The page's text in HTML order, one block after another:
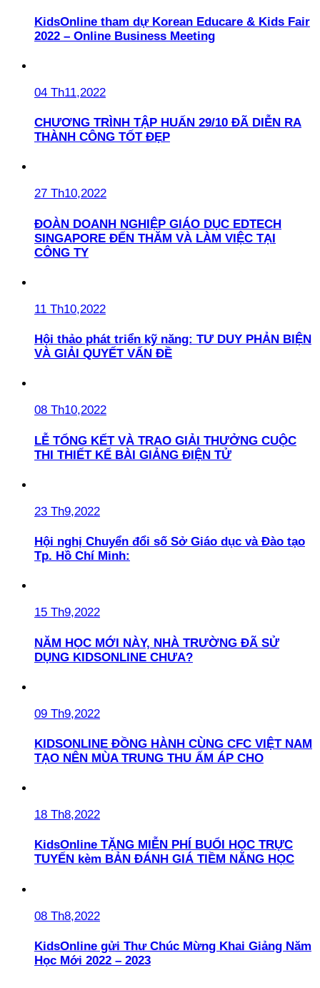
KidsOnline tham dự Korean Educare & Kids Fair
2022 – Online Business Meeting
04 Th11,2022
CHƯƠNG TRÌNH TẬP HUẤN 29/10 ĐÃ DIỄN RA
THÀNH CÔNG TỐT ĐẸP
27 Th10,2022
ĐOÀN DOANH NGHIỆP GIÁO DỤC EDTECH
SINGAPORE ĐẾN THĂM VÀ LÀM VIỆC TẠI
CÔNG TY
11 Th10,2022
Hội thảo phát triển kỹ năng: TƯ DUY PHẢN BIỆN
VÀ GIẢI QUYẾT VẤN ĐỀ
08 Th10,2022
LỄ TỔNG KẾT VÀ TRAO GIẢI THƯỞNG CUỘC
THI THIẾT KẾ BÀI GIẢNG ĐIỆN TỬ
23 Th9,2022
Hội nghị Chuyển đổi số Sở Giáo dục và Đào tạo
Tp. Hồ Chí Minh:
15 Th9,2022
NĂM HỌC MỚI NÀY, NHÀ TRƯỜNG ĐÃ SỬ
DỤNG KIDSONLINE CHƯA?
09 Th9,2022
KIDSONLINE ĐỒNG HÀNH CÙNG CFC VIỆT NAM
TẠO NÊN MÙA TRUNG THU ẤM ÁP CHO
18 Th8,2022
KidsOnline TẶNG MIỄN PHÍ BUỔI HỌC TRỰC
TUYẾN kèm BẢN ĐÁNH GIÁ TIỀM NĂNG HỌC
08 Th8,2022
KidsOnline gửi Thư Chúc Mừng Khai Giảng Năm
Học Mới 2022 – 2023